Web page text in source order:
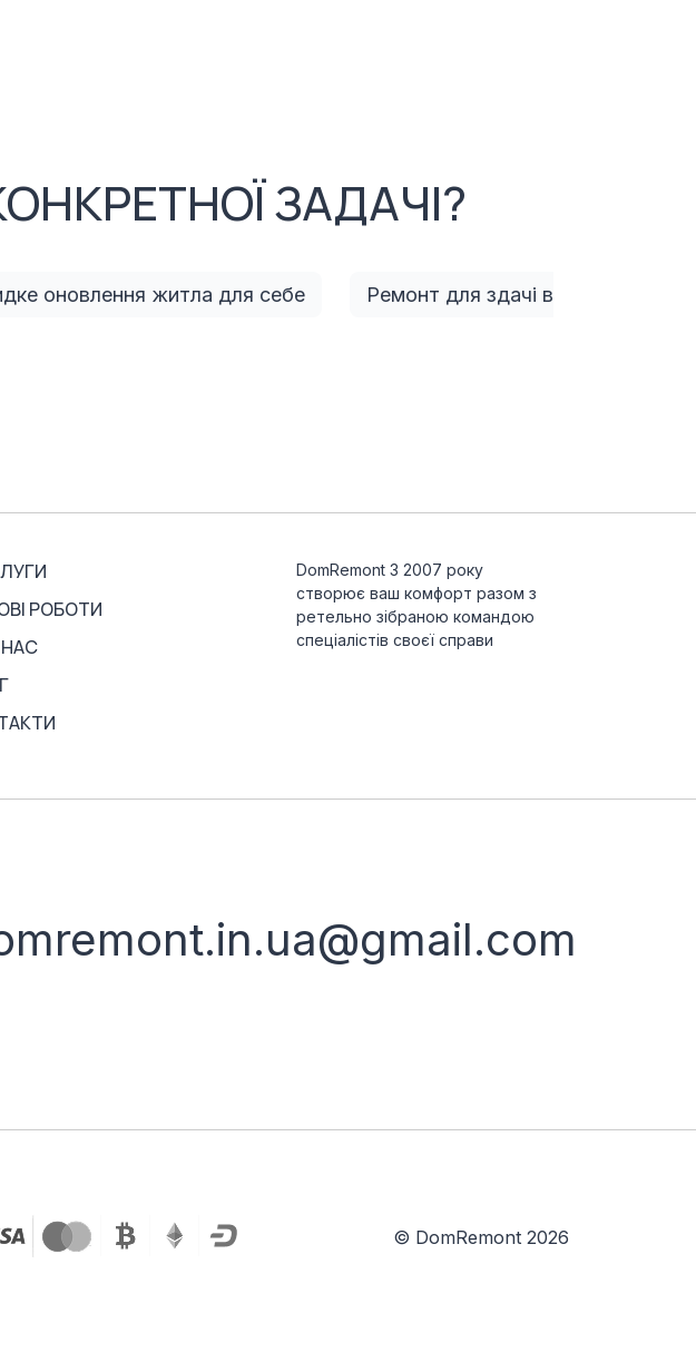
ЗАДАЧІ?
оновлення житла для себе Ремонт для здачі в
РОБОТИ
DomRemont З 2007 року
створює ваш комфорт разом з
ретельно зібраною командою
спеціалістів своєї справи
© DomRemont 2026